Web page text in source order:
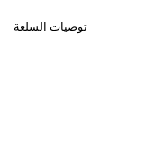
توصيات السلعة